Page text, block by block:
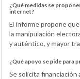
¿Qué medidas se
internet?
El informe propone
la manipulación
y auténtico, y mayor
¿Qué apoyo se pide para
Se solicita financiación